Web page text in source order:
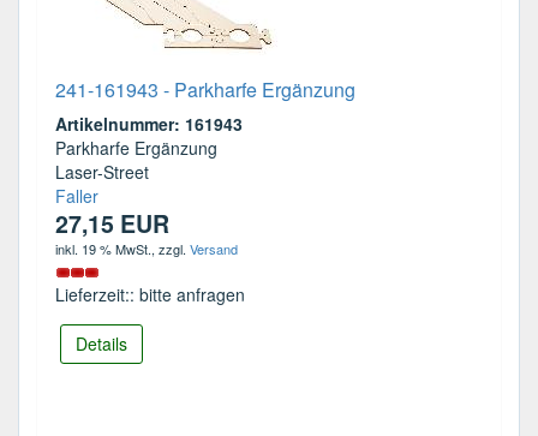
241-161943 - Parkharfe Ergänzung
Artikelnummer: 161943
Parkharfe Ergänzung
Laser-Street
Faller
27,15 EUR
inkl. 19 % MwSt., zzgl. Versand
Lieferzeit:: bitte anfragen
Details